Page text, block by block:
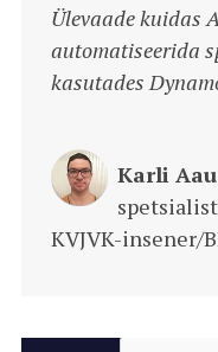
Ülevaade kuidas
automatiseerida
kasutades
Karli Aau
KVJVK-insener/